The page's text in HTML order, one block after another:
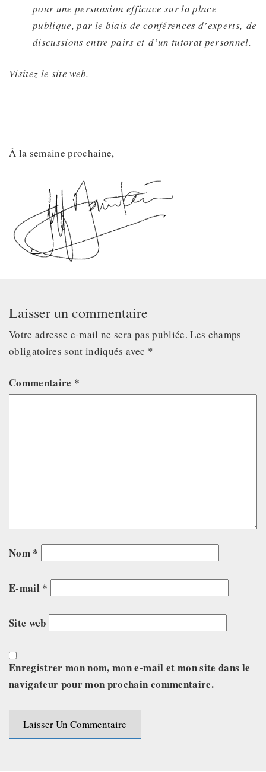
pour une persuasion efficace sur la place
publique, par le biais de conférences d’experts, de
discussions entre pairs etd’un tutorat personnel.
Visitez le site web.
À la semaine prochaine,
Laisser un commentaire
Votre adresse e-mail ne sera pas publiée. Les champs
obligatoires sont indiqués avec *
Commentaire *
Nom *
E-mail *
Site web
Enregistrer mon nom, mon e-mail et mon site dans le
navigateur pour mon prochain commentaire.